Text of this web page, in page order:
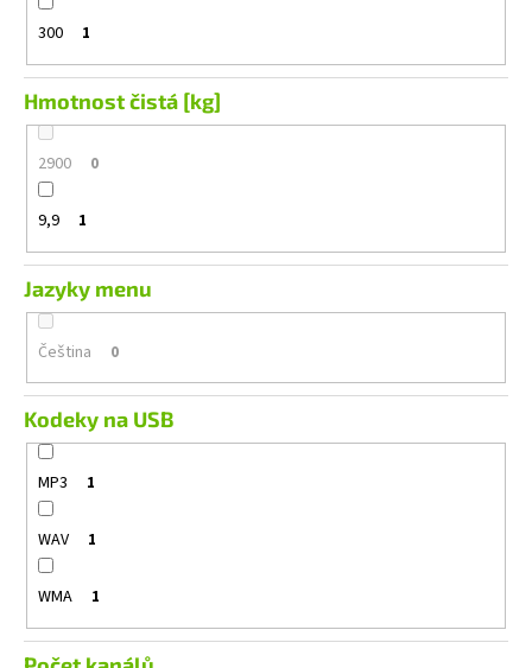
300 1
Hmotnost čistá [kg]
2900 0
9,9 1
Jazyky menu
Čeština 0
Kodeky na USB
MP3 1
WAV 1
WMA 1